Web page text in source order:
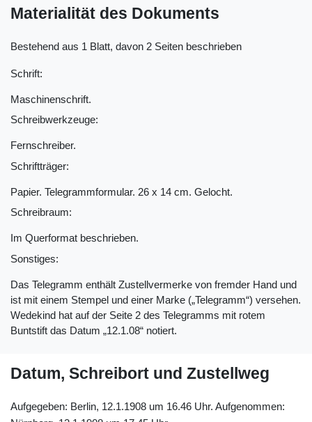
Materialität des Dokuments
Bestehend aus 1 Blatt, davon 2 Seiten beschrieben
Schrift:
Maschinenschrift.
Schreibwerkzeuge:
Fernschreiber.
Schriftträger:
Papier. Telegrammformular. 26 x 14 cm. Gelocht.
Schreibraum:
Im Querformat beschrieben.
Sonstiges:
Das Telegramm enthält Zustellvermerke von fremder Hand und
ist mit einem Stempel und einer Marke („Telegramm“) versehen.
Wedekind hat auf der Seite 2 des Telegramms mit rotem
Buntstift das Datum „12.1.08“ notiert.
Datum, Schreibort und Zustellweg
Aufgegeben: Berlin, 12.1.1908 um 16.46 Uhr. Aufgenommen: